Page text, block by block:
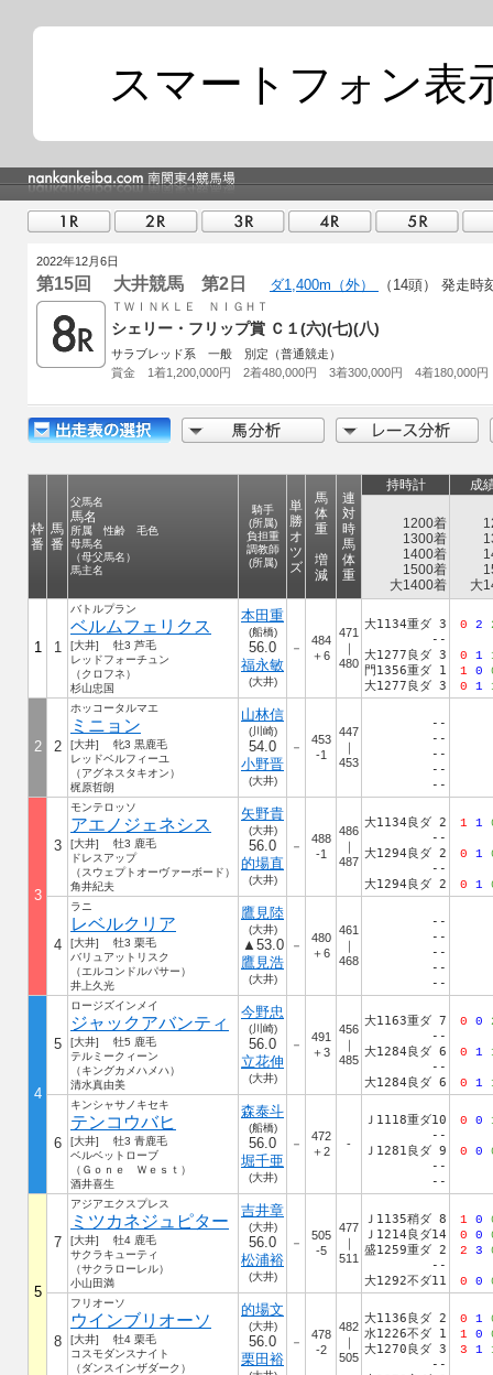
スマートフォン表
2022年12月6日
第15回 大井競馬 第2日 ダ1,400m（外） （14頭） 発走時
ＴＷＩＮＫＬＥ ＮＩＧＨＴ
シェリー・フリップ賞 Ｃ１(六)(七)(八)
サラブレッド系 一般 別定（普通競走）
賞金 1着1,200,000円 2着480,000円 3着300,000円 4着180,000円
枠
番
馬
番
父馬名
馬名
所属 性齢 毛色
母馬名
（母父馬名）
馬主名
騎手
(所属)
負担重
調教師
(所属)
単
勝
オ
ツ
ズ
馬
体
重
増
減
連
対
時
馬
体
重
持時計 成
1200着
1300着
1400着
1500着
大1400着
大
1 1
バトルプラン
ベルムフェリクス
[大井] 牡3 芦毛
レッドフォーチュン
（クロフネ）
杉山忠国
本田重
(船橋)
56.0
福永敏
(大井)
－
484
＋6
471
｜
480
大1134重ダ 3
--
大1277良ダ 3
門1356重ダ 1
大1277良ダ 3
0 2
0 1
1 0
0 1
2 2
ホッコータルマエ
ミニョン
[大井] 牝3 黒鹿毛
レッドベルフィーユ
（アグネスタキオン）
梶原哲朗
山林信
(川崎)
54.0
小野晋
(大井)
－
453
-1
447
｜
453
--
--
--
--
--
3
3
モンテロッソ
アエノジェネシス
[大井] 牡3 鹿毛
ドレスアップ
（スウェプトオーヴァーボード）
角井紀夫
矢野貴
(大井)
56.0
的場直
(大井)
－
488
-1
486
｜
487
大1134良ダ 2
--
大1294良ダ 2
--
大1294良ダ 2
1 1
0 1
0 1
4
ラニ
レベルクリア
[大井] 牡3 栗毛
バリュアットリスク
（エルコンドルパサー）
井上久光
鷹見陸
(大井)
▲53.0
鷹見浩
(大井)
－
480
＋6
461
｜
468
--
--
--
--
--
4
5
ロージズインメイ
ジャックアバンティ
[大井] 牡5 鹿毛
テルミークィーン
（キングカメハメハ）
清水真由美
今野忠
(川崎)
56.0
立花伸
(大井)
－
491
＋3
456
｜
485
大1163重ダ 7
--
大1284良ダ 6
--
大1284良ダ 6
0 0
0 1
0 1
6
キンシャサノキセキ
テンコウバヒ
[大井] 牡3 青鹿毛
ベルベットローブ
（Ｇｏｎｅ Ｗｅｓｔ）
酒井喜生
森泰斗
(船橋)
56.0
堀千亜
(大井)
－
472
＋2
-
Ｊ1118重ダ10
--
Ｊ1281良ダ 9
--
--
0 0
0 0
5
7
アジアエクスプレス
ミツカネジュピター
[大井] 牡4 鹿毛
サクラキューティ
（サクラローレル）
小山田満
吉井章
(大井)
56.0
松浦裕
(大井)
－
505
-5
477
｜
511
Ｊ1135稍ダ 8
Ｊ1214良ダ14
盛1259重ダ 2
--
大1292不ダ11
1 0
0 0
2 3
0 0
8
フリオーソ
ウインブリオーソ
[大井] 牡4 栗毛
コスモダンスナイト
（ダンスインザダーク）
的場文
(大井)
56.0
栗田裕
－
478
-2
482
｜
505
大1136良ダ 2
水1226不ダ 1
大1270良ダ 3
--
0 1
1 0
3 1